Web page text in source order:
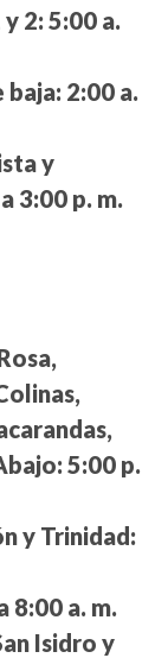
2: 5:00 a.
baja: 2:00 a.
y
3:00 p. m.
5:00 p.
y Trinidad:
8:00 a. m.
Isidro y